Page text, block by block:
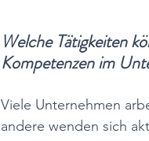
Welche Tätigkeiten
Kompetenzen im
Viele Unternehmen
andere wenden sich